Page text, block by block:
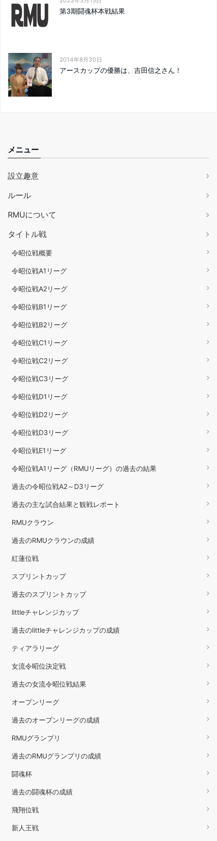
第3期闘魂杯本戦結果
2014年8月30日
アースカップの優勝は、吉田信之さん！
メニュー
設立趣意
ルール
RMUについて
タイトル戦
令昭位戦概要
令昭位戦A1リーグ
令昭位戦A2リーグ
令昭位戦B1リーグ
令昭位戦B2リーグ
令昭位戦C1リーグ
令昭位戦C2リーグ
令昭位戦C3リーグ
令昭位戦D1リーグ
令昭位戦D2リーグ
令昭位戦D3リーグ
令昭位戦E1リーグ
令昭位戦A1リーグ（RMUリーグ）の過去の結果
過去の令昭位戦A2～D3リーグ
過去の主な試合結果と観戦レポート
RMUクラウン
過去のRMUクラウンの成績
紅蓮位戦
スプリントカップ
過去のスプリントカップ
littleチャレンジカップ
過去のlittleチャレンジカップの成績
ティアラリーグ
女流令昭位決定戦
過去の女流令昭位戦結果
オープンリーグ
過去のオープンリーグの成績
RMUグランプリ
過去のRMUグランプリの成績
闘魂杯
過去の闘魂杯の成績
飛翔位戦
新人王戦